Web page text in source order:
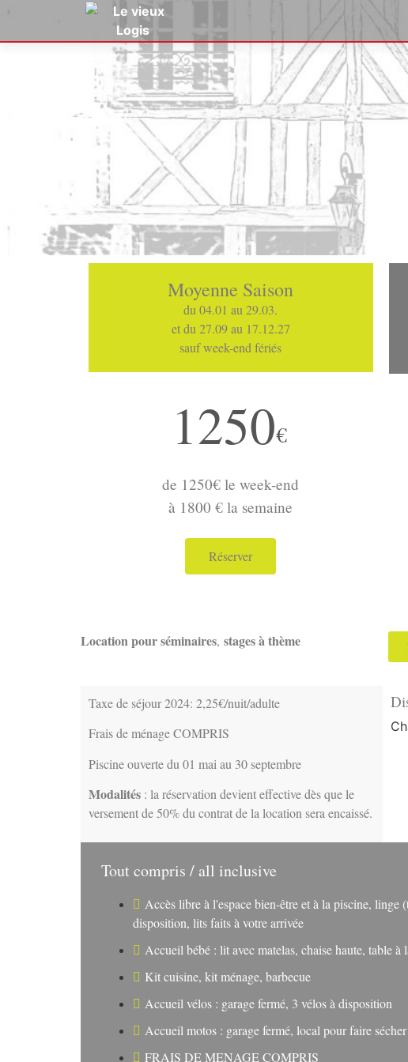
Moyenne Saison
du 04.01 au 29.03.
et du 27.09 au 17.12.27
sauf week-end fériés
1250€
de 1250€ le week-end
à 1800 € la semaine
Réserver
Location pour séminaires, stages à thème
Taxe de séjour 2024: 2,25€/nuit/adulte
Frais de ménage COMPRIS
Piscine ouverte du 01 mai au 30 septembre
Modalités : la réservation devient effective dès que le
versement de 50% du contrat de la location sera encaissé.
Tout compris / all inclusive
Accès libre à l'espace bien-être et à la piscine, linge
disposition, lits faits à votre arrivée
Accueil bébé : lit avec matelas, chaise haute, table à
Kit cuisine, kit ménage, barbecue
Accueil vélos : garage fermé, 3 vélos à disposition
Accueil motos : garage fermé, local pour faire
FRAIS DE MENAGE COMPRIS